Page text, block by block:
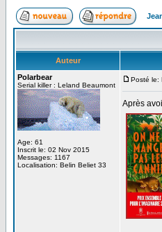
Auteur
Polarbear
Serial killer : Leland Beaumont
Age: 61
Inscrit le: 02 Nov 2015
Messages: 1167
Localisation: Belin Beliet 33
Posté le:
Après